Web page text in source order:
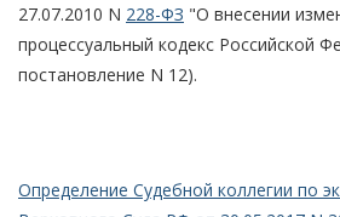
27.07.2010 N 228-ФЗ "О внесении
процессуальный кодекс Российской
постановление N 12).
Определение Судебной коллегии по